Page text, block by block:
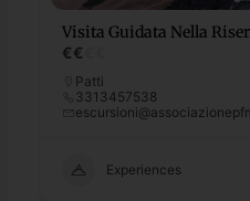
Visita Guidata Nella
€€
Patti
3313457538
Experiences